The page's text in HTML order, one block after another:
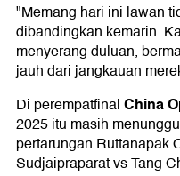
"Memang hari ini lawan
dibandingkan kemarin.
menyerang duluan,
jauh dari jangkauan
Di perempatfinalChina
2025 itu masih
pertarungan Ruttanapak
Sudjaipraparat vs Tang